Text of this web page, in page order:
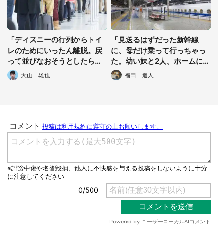
都道府選択
選択する
「ディズニーの行列からトイ
レのためにいったん離脱。戻
って並びなおそうとしたら、
後ろに並んでいた人が...」(東
京都・40代女性)
大山 雄也
「見送るはずだった新幹線
に、母だけ乗って行っちゃっ
た。幼い妹と2人、ホームに取
り残されて...」（大阪府・50
代女性）
福田 週人